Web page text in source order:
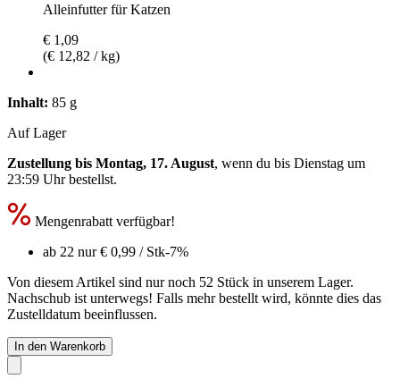
Alleinfutter für Katzen
€ 1,09
(€ 12,82 / kg)
Inhalt: 85 g
Auf Lager
Zustellung bis Montag, 17. August, wenn du bis Dienstag um
23:59 Uhrbestellst.
Mengenrabatt verfügbar!
ab 22 nur€ 0,99 / Stk-7%
Von diesem Artikel sind nur noch 52 Stück in unserem Lager.
Nachschub ist unterwegs! Falls mehr bestellt wird, könnte dies das
Zustelldatum beeinflussen.
In den Warenkorb